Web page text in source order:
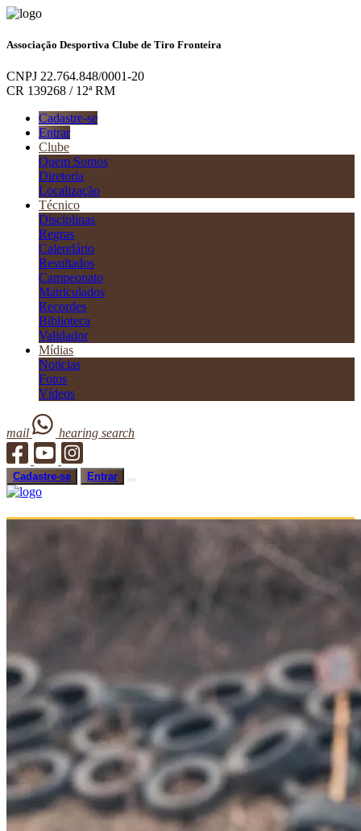
Associação Desportiva Clube de Tiro Fronteira
CNPJ 22.764.848/0001-20
CR 139268 / 12ª RM
Cadastre-se
Entrar
Clube
Quem Somos
Diretoria
Localização
Técnico
Disciplinas
Regras
Calendário
Resultados
Campeonato
Matriculados
Recordes
Biblioteca
Validador
Mídias
Notícias
Fotos
Vídeos
mail hearing search
Cadastre-se Entrar